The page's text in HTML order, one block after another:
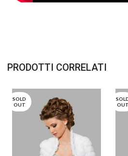
PRODOTTI CORRELATI
SOLD
OUT
OUT